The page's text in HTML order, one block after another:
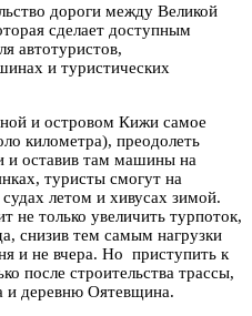
дороги между Великой
сделает доступным
автотуристов,
и туристических
и островом Кижи самое
километра), преодолеть
и оставив там машины на
туристы смогут на
летом и хивусах зимой.
не только увеличить турпоток,
снизив тем самым нагрузки
и не вчера. Но приступить к
после строительства трассы,
и деревню Оятевщина.